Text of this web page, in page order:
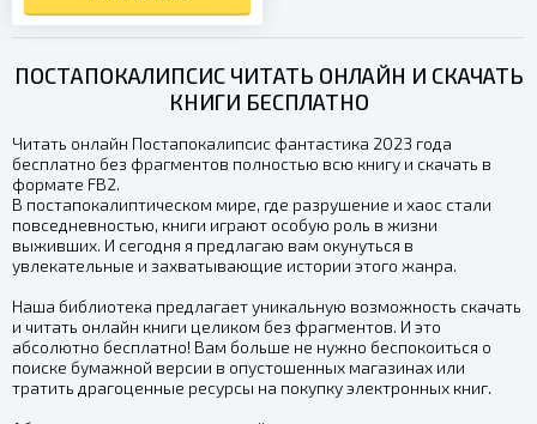
ПОСТАПОКАЛИПСИС ЧИТАТЬ ОНЛАЙН И СКАЧАТЬ
КНИГИ БЕСПЛАТНО
Читать онлайн Постапокалипсис фантастика 2023 года
бесплатно без фрагментов полностью всю книгу и скачать в
формате FB2.
В постапокалиптическом мире, где разрушение и хаос стали
повседневностью, книги играют особую роль в жизни
выживших. И сегодня я предлагаю вам окунуться в
увлекательные и захватывающие истории этого жанра.
Наша библиотека предлагает уникальную возможность скачать
и читать онлайн книги целиком без фрагментов. И это
абсолютно бесплатно! Вам больше не нужно беспокоиться о
поиске бумажной версии в опустошенных магазинах или
тратить драгоценные ресурсы на покупку электронных книг.